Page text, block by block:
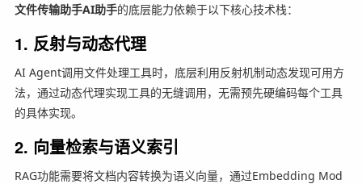
文件传输助手AI助手的底层能力依赖于以下核心技术栈：
1. 反射与动态代理
AI Agent调用文件处理工具时，底层利用反射机制动态发现可用方
法，通过动态代理实现工具的无缝调用，无需预先硬编码每个工具
的具体实现。
2. 向量检索与语义索引
RAG功能需要将文档内容转换为语义向量，通过Embedding Mod